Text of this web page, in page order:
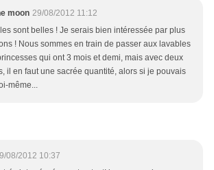
moon 29/08/2012 11:12
sont belles ! Je serais bien intéressée par plus
! Nous sommes en train de passer aux lavables
qui ont 3 mois et demi, mais avec deux
il en faut une sacrée quantité, alors si je pouvais
même...
08/2012 10:37